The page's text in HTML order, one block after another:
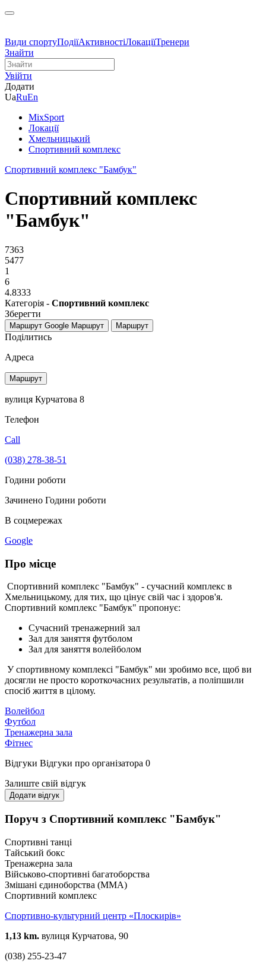
Види спортуПодіїАктивностіЛокаціїТренери
Знайти
Увійти
Додати
UaRuEn
MixSport
Локації
Хмельницький
Спортивний комплекс
Спортивний комплекс "Бамбук"
Спортивний комплекс
"Бамбук"
7363
5477
1
6
4.8333
Категорія - Спортивний комплекс
Зберегти
Маршрут Google Маршрут Маршрут
Поділитись
Адреса
Маршрут
вулиця Курчатова 8
Телефон
Call
(038) 278-38-51
Години роботи
Зачинено Години роботи
В соцмережах
Google
Про місце
Спортивний комплекс "Бамбук" - сучасний комплекс в
Хмельницькому, для тих, що цінує свій час і здоров'я.
Спортивний комплекс "Бамбук" пропонує:
Сучасний тренажерний зал
Зал для заняття футболом
Зал для заняття волейболом
У спортивному комплексі "Бамбук" ми зробимо все, щоб ви
досягли не просто короткочасних результатів, а поліпшили
спосіб життя в цілому.
Волейбол
Футбол
Тренажерна зала
Фітнес
Відгуки Відгуки про організатора 0
Залиште свій відгук
Додати відгук
Поруч з Спортивний комплекс "Бамбук"
Спортивні танці
Тайський бокс
Тренажерна зала
Військово-спортивні багатоборства
Змішані єдиноборства (ММА)
Спортивний комплекс
Спортивно-культурний центр «Плоскирів»
1,13 km. вулиця Курчатова, 90
(038) 255-23-47